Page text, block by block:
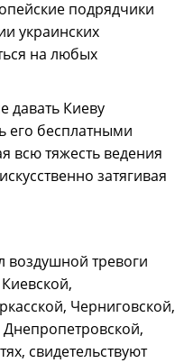
подрядчики
украинских
на любых
давать Киеву
его бесплатными
всю тяжесть ведения
затягивая
воздушной тревоги
Черниговской,
свидетельствуют